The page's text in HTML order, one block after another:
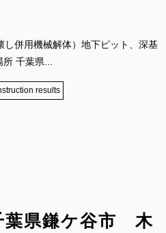
併用機械解体）地下ピット、深基
千葉県...
results
葉県鎌ケ谷市 木